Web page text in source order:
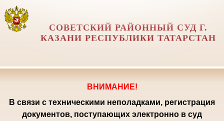
СОВЕТСКИЙ РАЙОННЫЙ СУД Г.
КАЗАНИ РЕСПУБЛИКИ ТАТАРСТАН
ВНИМАНИЕ!
В связи с техническими неполадками, регистрация
документов, поступающих электронно в суд